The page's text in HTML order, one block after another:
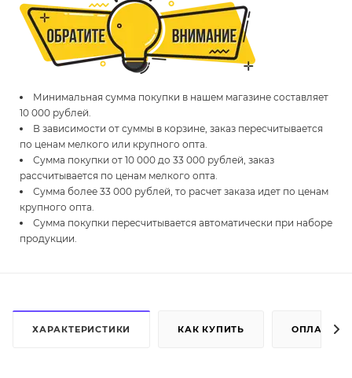
Минимальная сумма покупки в нашем магазине составляет
10 000 рублей.
В зависимости от суммы в корзине, заказ пересчитывается
по ценам мелкого или крупного опта.
Сумма покупки от 10 000 до 33 000 рублей, заказ
рассчитывается по ценам мелкого опта.
Сумма более 33 000 рублей, то расчет заказа идет по ценам
крупного опта.
Сумма покупки пересчитывается автоматически при наборе
продукции.
ХАРАКТЕРИСТИКИ КАК КУПИТЬ ОПЛАТА